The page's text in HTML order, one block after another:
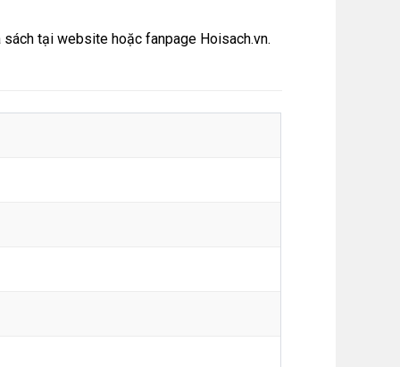
sách tại website hoặc fanpage Hoisach.vn.